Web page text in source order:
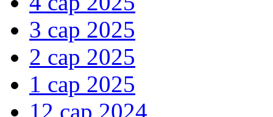
3 сар 2025
2 сар 2025
1 сар 2025
12 сар 2024